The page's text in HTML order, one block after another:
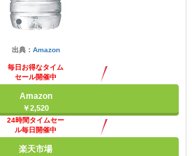
出典： Amazon
毎日お得なタイム
セール開催中
Amazon
￥2,520
24時間タイムセー
ル毎日開催中
楽天市場